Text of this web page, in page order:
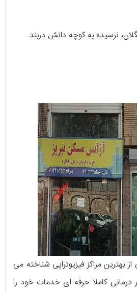
نرسیده به کوچه دانش دربند
بهترین مراکز فیزیوتراپی شناخته می
درمانی کاملا حرفه ای خدمات خود را